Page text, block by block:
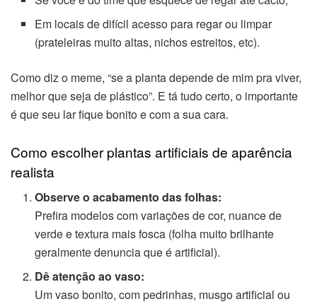
Em locais de difícil acesso para regar ou limpar
(prateleiras muito altas, nichos estreitos, etc).
Como diz o meme, “se a planta depende de mim pra viver,
melhor que seja de plástico”. E tá tudo certo, o importante
é que seu lar fique bonito e com a sua cara.
Como escolher plantas artificiais de aparência
realista
Observe o acabamento das folhas:
Prefira modelos com variações de cor, nuance de
verde e textura mais fosca (folha muito brilhante
geralmente denuncia que é artificial).
Dê atenção ao vaso:
Um vaso bonito, com pedrinhas, musgo artificial ou